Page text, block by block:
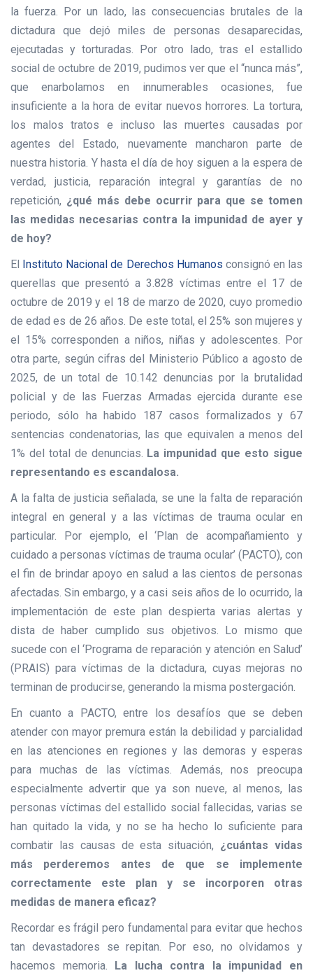
la fuerza. Por un lado, las consecuencias brutales de la
dictadura que dejó miles de personas desaparecidas,
ejecutadas y torturadas. Por otro lado, tras el estallido
social de octubre de 2019, pudimos ver que el “nunca más”,
que enarbolamos en innumerables ocasiones, fue
insuficiente a la hora de evitar nuevos horrores. La tortura,
los malos tratos e incluso las muertes causadas por
agentes del Estado, nuevamente mancharon parte de
nuestra historia. Y hasta el día de hoy siguen a la espera de
verdad, justicia, reparación integral y garantías de no
repetición, ¿qué más debe ocurrir para que se tomen
las medidas necesarias contra la impunidad de ayer y
de hoy?
El Instituto Nacional de Derechos Humanos consignó en las
querellas que presentó a 3.828 víctimas entre el 17 de
octubre de 2019 y el 18 de marzo de 2020, cuyo promedio
de edad es de 26 años. De este total, el 25% son mujeres y
el 15% corresponden a niños, niñas y adolescentes. Por
otra parte, según cifras del Ministerio Público a agosto de
2025, de un total de 10.142 denuncias por la brutalidad
policial y de las Fuerzas Armadas ejercida durante ese
periodo, sólo ha habido 187 casos formalizados y 67
sentencias condenatorias, las que equivalen a menos del
1% del total de denuncias. La impunidad que esto sigue
representando es escandalosa.
A la falta de justicia señalada, se une la falta de reparación
integral en general y a las víctimas de trauma ocular en
particular. Por ejemplo, el ‘Plan de acompañamiento y
cuidado a personas víctimas de trauma ocular’ (PACTO), con
el fin de brindar apoyo en salud a las cientos de personas
afectadas. Sin embargo, y a casi seis años de lo ocurrido, la
implementación de este plan despierta varias alertas y
dista de haber cumplido sus objetivos. Lo mismo que
sucede con el ‘Programa de reparación y atención en Salud’
(PRAIS) para víctimas de la dictadura, cuyas mejoras no
terminan de producirse, generando la misma postergación.
En cuanto a PACTO, entre los desafíos que se deben
atender con mayor premura están la debilidad y parcialidad
en las atenciones en regiones y las demoras y esperas
para muchas de las víctimas. Además, nos preocupa
especialmente advertir que ya son nueve, al menos, las
personas víctimas del estallido social fallecidas, varias se
han quitado la vida, y no se ha hecho lo suficiente para
combatir las causas de esta situación, ¿cuántas vidas
más perderemos antes de que se implemente
correctamente este plan y se incorporen otras
medidas de manera eficaz?
Recordar es frágil pero fundamental para evitar que hechos
tan devastadores se repitan. Por eso, no olvidamos y
hacemos memoria. La lucha contra la impunidad en